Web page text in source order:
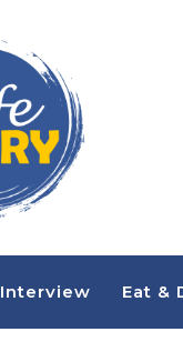
Interview Eat &